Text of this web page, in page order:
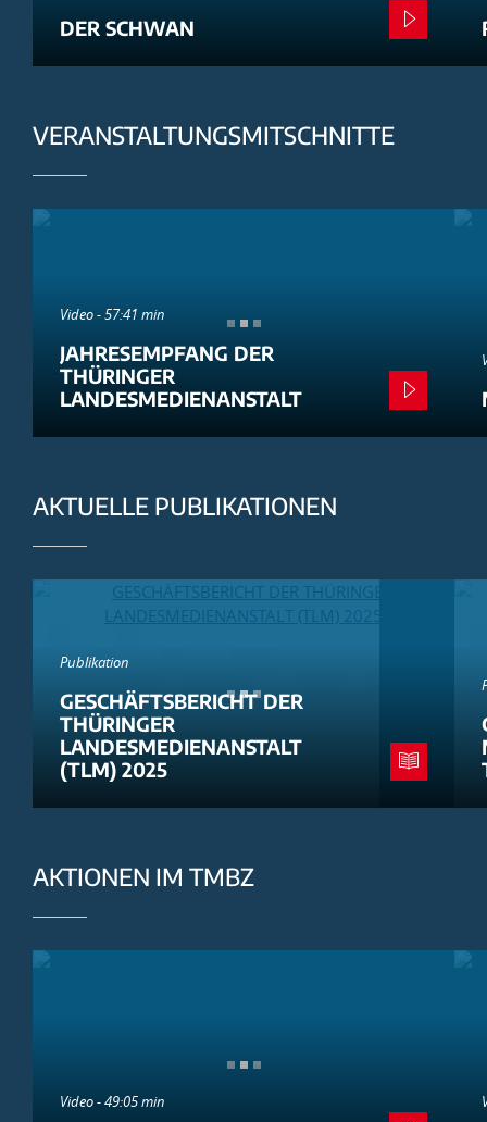
DER SCHWAN
VERANSTALTUNGSMITSCHNITTE
Video - 57:41 min
JAHRESEMPFANG DER
THÜRINGER
LANDESMEDIENANSTALT
AKTUELLE PUBLIKATIONEN
Publikation
GESCHÄFTSBERICHT DER
THÜRINGER
LANDESMEDIENANSTALT
(TLM) 2025
AKTIONEN IM TMBZ
Video - 49:05 min